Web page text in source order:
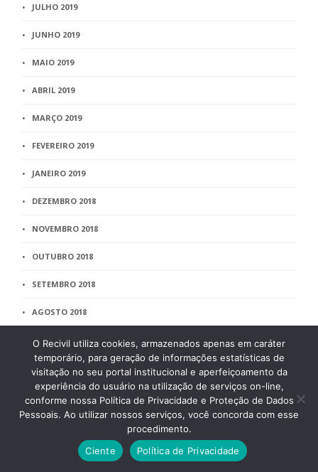
JULHO 2019
JUNHO 2019
MAIO 2019
ABRIL 2019
MARÇO 2019
FEVEREIRO 2019
JANEIRO 2019
DEZEMBRO 2018
NOVEMBRO 2018
OUTUBRO 2018
SETEMBRO 2018
AGOSTO 2018
JULHO 2018
JUNHO 2018
MAIO 2018
MARÇO 2018
O Recivil utiliza cookies, armazenados apenas em caráter
temporário, para geração de informações estatísticas de
visitação no seu portal institucional e aperfeiçoamento da
experiência do usuário na utilização de serviços on-line,
conforme nossa Política de Privacidade e Proteção de Dados
Pessoais. Ao utilizar nossos serviços, você concorda com esse
procedimento.
Ciente
Política de Privacidade